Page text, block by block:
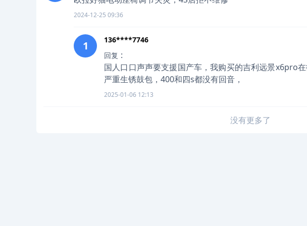
2024-12-25 09:36
1
136****7746
回复 :
国人口口声声要支援国产车，我购买的吉利远景x6pro
严重生锈鼓包，400和四s都没有回音，
2025-01-06 12:13
没有更多了